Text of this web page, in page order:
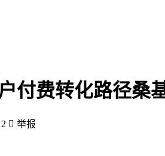
付费转化路径桑
2  举报